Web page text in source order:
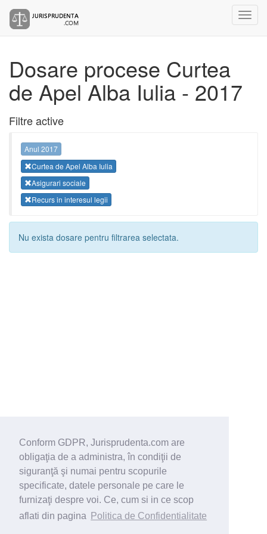
Conform GDPR, Jurisprudenta.com are
obligaţia de a administra, în condiţii de
siguranţă şi numai pentru scopurile
specificate, datele personale pe care le
furnizaţi despre voi. Ce, cum si in ce scop
aflati din pagina
Politica de Confidentialitate
Dosare procese Curtea
de Apel Alba Iulia - 2017
Filtre active
Anul 2017
Curtea de Apel Alba Iulia
Asigurari sociale
Recurs in interesul legii
Nu exista dosare pentru filtrarea selectata.